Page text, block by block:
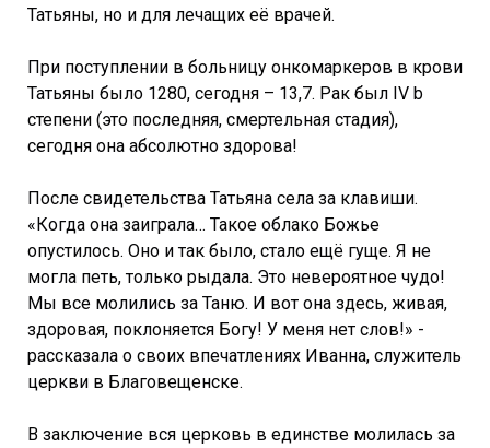
Татьяны, но и для лечащих её врачей.
При поступлении в больницу онкомаркеров в крови
Татьяны было 1280, сегодня – 13,7. Рак был IV b
степени (это последняя, смертельная стадия),
сегодня она абсолютно здорова!
После свидетельства Татьяна села за клавиши.
«Когда она заиграла… Такое облако Божье
опустилось. Оно и так было, стало ещё гуще. Я не
могла петь, только рыдала. Это невероятное чудо!
Мы все молились за Таню. И вот она здесь, живая,
здоровая, поклоняется Богу! У меня нет слов!» -
рассказала о своих впечатлениях Иванна, служитель
церкви в Благовещенске.
В заключение вся церковь в единстве молилась за